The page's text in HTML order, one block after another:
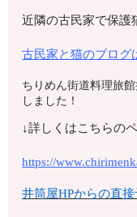
近隣の古民家で保護
古民家と猫のブログ
ちりめん街道料理旅
しました！
↓詳しくはこちらの
https://
井筒屋HPからの直